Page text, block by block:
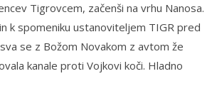
Tigrovcem, začenši na vrhu Nanosa.
k spomeniku ustanoviteljem TIGR pred
se z Božom Novakom z avtom že
kanale proti Vojkovi koči. Hladno